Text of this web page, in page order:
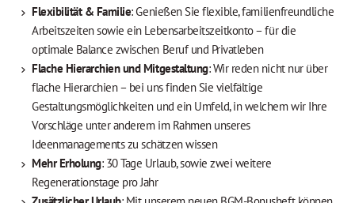
Flexibilität & Familie: Genießen Sie flexible, familienfreundliche
Arbeitszeiten sowie ein Lebensarbeitszeitkonto – für die
optimale Balance zwischen Beruf und Privatleben
Flache Hierarchien und Mitgestaltung: Wir reden nicht nur über
flache Hierarchien – bei uns finden Sie vielfältige
Gestaltungsmöglichkeiten und ein Umfeld, in welchem wir Ihre
Vorschläge unter anderem im Rahmen unseres
Ideenmanagements zu schätzen wissen
Mehr Erholung: 30 Tage Urlaub, sowie zwei weitere
Regenerationstage pro Jahr